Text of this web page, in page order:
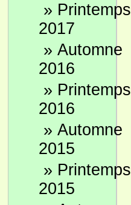
» Printemps
2017
» Automne
2016
» Printemps
2016
» Automne
2015
» Printemps
2015